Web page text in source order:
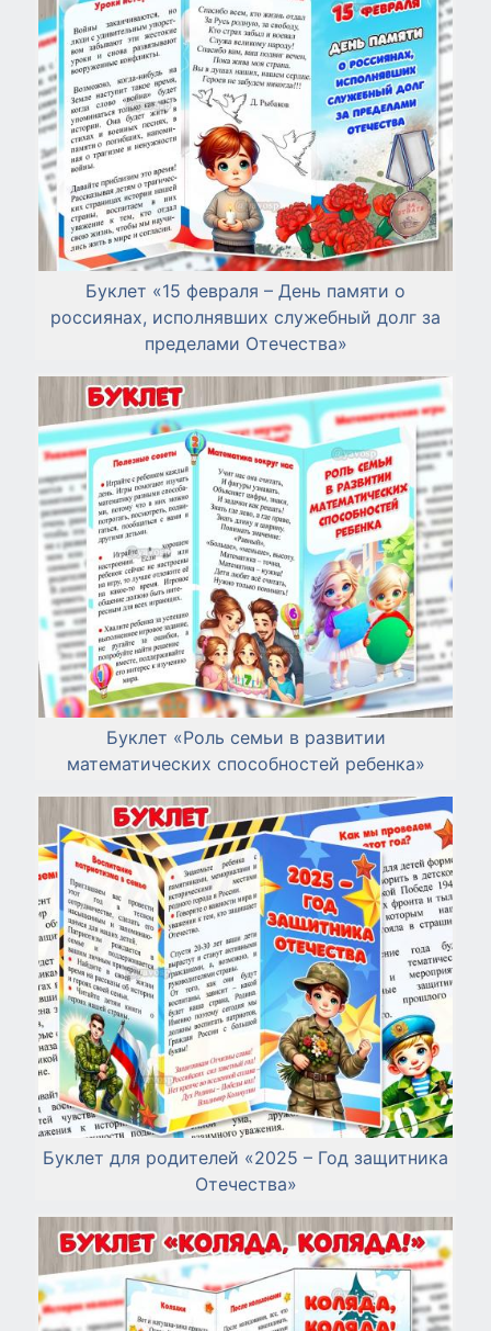
Буклет «15 февраля – День памяти о
россиянах, исполнявших служебный долг за
пределами Отечества»
Буклет «Роль семьи в развитии
математических способностей ребенка»
Буклет для родителей «2025 – Год защитника
Отечества»